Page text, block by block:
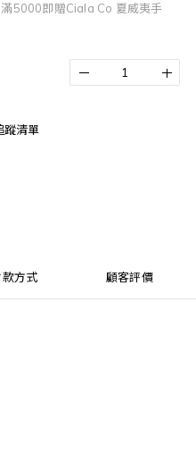
5000即贈Ciala Co 夏威夷手
蹤清單
方式 顧客評價